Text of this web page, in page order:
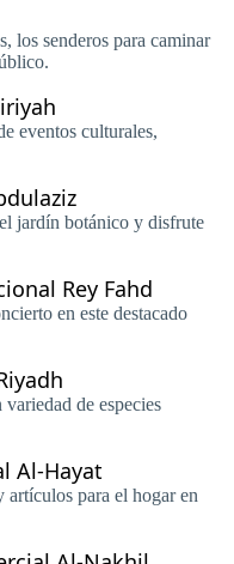
los senderos para caminar
eventos culturales,
jardín botánico y disfrute
Rey Fahd
en este destacado
de especies
Al-Hayat
para el hogar en